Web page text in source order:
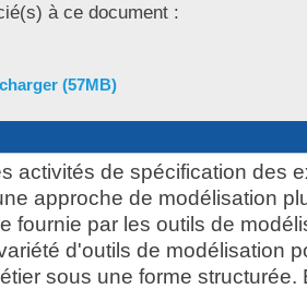
à ce document :
(57MB)
activités de spécification des
approche de modélisation
fournie par les outils de
d'outils de modélisation
sous une forme structurée.